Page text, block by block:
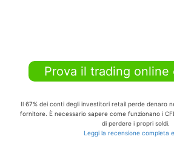
Prova il trading online
Il 67% dei conti degli investitori retail perde denaro
fornitore. È necessario sapere come funzionano i
di perdere i propri soldi.
Leggi la recensione completa